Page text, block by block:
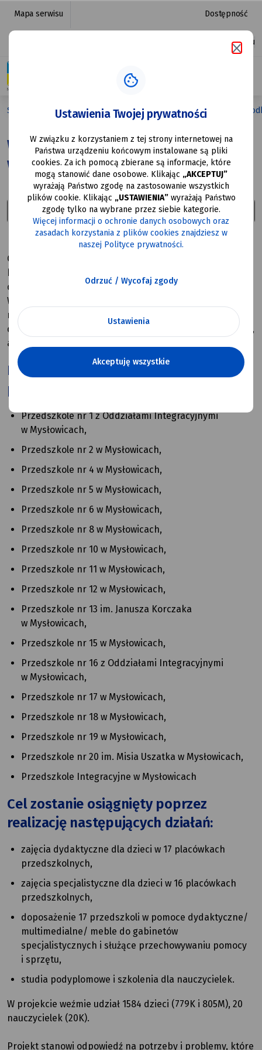
przejdź do nawigacji strony
przejdź do treści strony
przejdź do stopki strony
Wsparcie
edukacji
przedszkolnej
w Mysłowicach
|
Urząd
Miasta
Mysłowice
Mapa serwisu Dostępność
Ułatwienia dostępu
Platforma zakupowa
Strona główna Urząd Miasta Projekty europejskie
Wsparcie edukacji przedszkolnej
w Mysłowicach
Źródło dofinansowania
Otrzymaliśmy dofinansowanie do realizacji projektu,
doposażenie 17 przedszkoli publicznych w Mysłowicach.
W ramach przedsięwzięcia zaplanowaliśmy także zakup
nowoczesnego sprzętu, mebli i pomocy dydaktycznych
do prowadzenia zajęć dydaktycznych i specjalistycznych,
a także utworzenie gabinetów specjalistycznych.
Projekt obejmuje następujące
placówki:
Przedszkole nr 1 z Oddziałami Integracyjnymi
w Mysłowicach,
Przedszkole nr 2 w Mysłowicach,
Przedszkole nr 4 w Mysłowicach,
Przedszkole nr 5 w Mysłowicach,
Przedszkole nr 6 w Mysłowicach,
Przedszkole nr 8 w Mysłowicach,
Przedszkole nr 10 w Mysłowicach,
Przedszkole nr 11 w Mysłowicach,
Przedszkole nr 12 w Mysłowicach,
Przedszkole nr 13 im. Janusza Korczaka
w Mysłowicach,
Przedszkole nr 15 w Mysłowicach,
Przedszkole nr 16 z Oddziałami Integracyjnymi
w Mysłowicach,
Przedszkole nr 17 w Mysłowicach,
Przedszkole nr 18 w Mysłowicach,
Przedszkole nr 19 w Mysłowicach,
Przedszkole nr 20 im. Misia Uszatka w Mysłowicach,
Przedszkole Integracyjne w Mysłowicach
Cel zostanie osiągnięty poprzez
realizację następujących działań:
zajęcia dydaktyczne dla dzieci w 17 placówkach
przedszkolnych,
zajęcia specjalistyczne dla dzieci w 16 placówkach
przedszkolnych,
doposażenie 17 przedszkoli w pomoce dydaktyczne/
multimedialne/ meble do gabinetów
specjalistycznych i służące przechowywaniu pomocy
i sprzętu,
studia podyplomowe i szkolenia dla nauczycielek.
W projekcie weźmie udział 1584 dzieci (779K i 805M), 20
nauczycielek (20K).
Projekt stanowi odpowiedź na potrzeby i problemy, które
Ustawienia Twojej prywatności
W związku z korzystaniem z tej strony internetowej na
Państwa urządzeniu końcowym instalowane są pliki
cookies. Za ich pomocą zbierane są informacje, które
mogą stanowić dane osobowe. Klikając „AKCEPTUJ”
wyrażają Państwo zgodę na zastosowanie wszystkich
plików cookie. Klikając „USTAWIENIA”wyrażają Państwo
zgodę tylko na wybrane przez siebie kategorie.
Więcej informacji o ochronie danych osobowych oraz
zasadach korzystania z plików cookies znajdziesz w
naszej Polityce prywatności.
Odrzuć / Wycofaj zgody
Ustawienia
Akceptuję wszystkie